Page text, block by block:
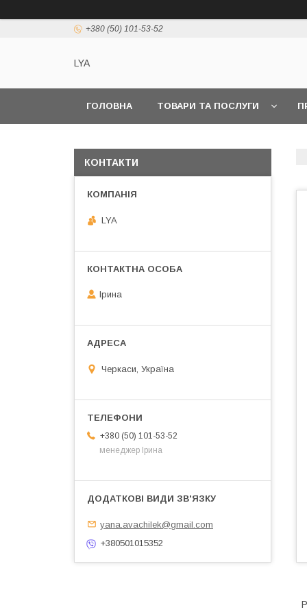
+380 (50) 101-53-52
LYA
ГОЛОВНА ТОВАРИ ТА ПОСЛУГИ
КОНТАКТИ
LYA
Ірина
Черкаси, Україна
+380 (50) 101-53-52
менеджер Ірина
yana.avachilek@gmail.com
+380501015352